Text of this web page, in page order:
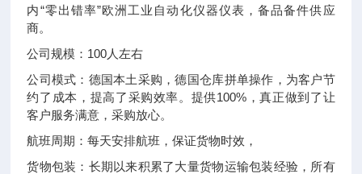
内“零出错率”欧洲工业自动化仪器仪表，备品备件供应
商。
公司规模：100人左右
公司模式：德国本土采购，德国仓库拼单操作，为客户节
约了成本，提高了采购效率。提供100%，真正做到了让
客户服务满意，采购放心。
航班周期：每天安排航班，保证货物时效，
货物包装：长期以来积累了大量货物运输包装经验，所有